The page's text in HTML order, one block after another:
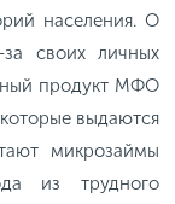
населения. О
своих личных
продукт МФО
выдаются
микрозаймы
из трудного